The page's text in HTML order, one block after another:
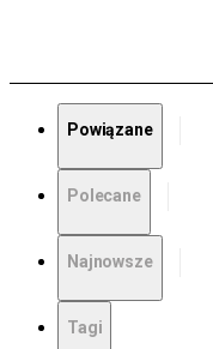
Powiązane
Polecane
Najnowsze
Tagi